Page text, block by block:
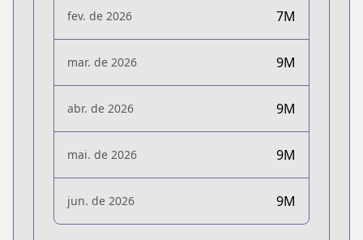
fev. de 2026 7M
mar. de 2026 9M
abr. de 2026 9M
mai. de 2026 9M
jun. de 2026 9M